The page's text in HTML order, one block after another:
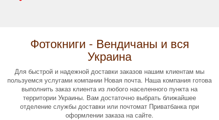
Фотокниги - Вендичаны и вся
Украина
Для быстрой и надежной доставки заказов нашим клиентам мы
пользуемся услугами компании Новая почта. Наша компания готова
выполнить заказ клиента из любого населенного пункта на
территории Украины. Вам достаточно выбрать ближайшее
отделение службы доставки или почтомат Приватбанка при
оформлении заказа на сайте.